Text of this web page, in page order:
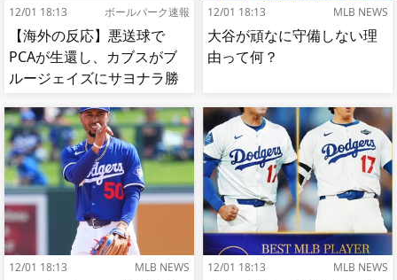
12/01 18:13 ボールパーク速報
【海外の反応】悪送球で
PCAが生還し、カブスがブ
ルージェイズにサヨナラ勝
12/01 18:13 MLB NEWS
大谷が頑なに守備しない理
由って何？
12/01 18:13 MLB NEWS 12/01 18:13 MLB NEWS